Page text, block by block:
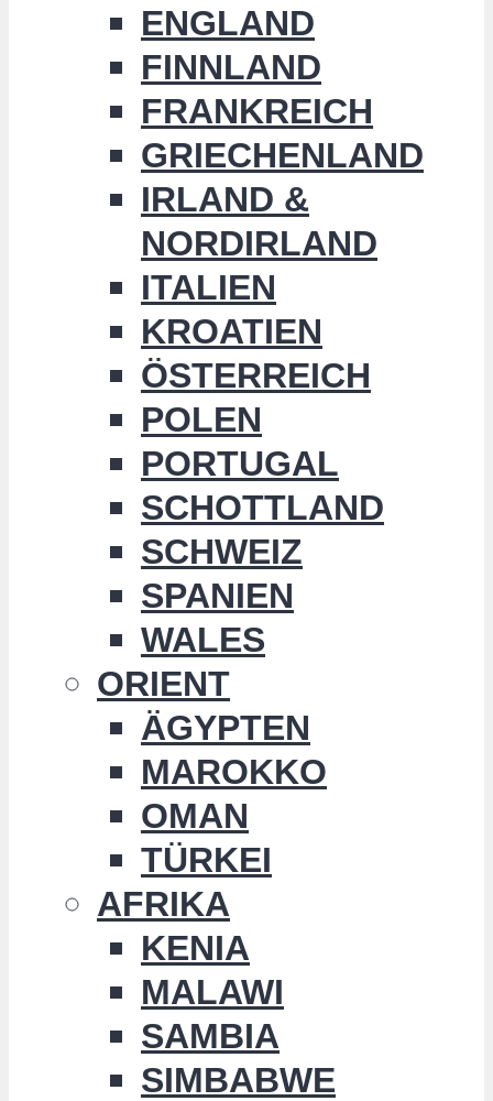
ENGLAND
FINNLAND
FRANKREICH
GRIECHENLAND
IRLAND &
NORDIRLAND
ITALIEN
KROATIEN
ÖSTERREICH
POLEN
PORTUGAL
SCHOTTLAND
SCHWEIZ
SPANIEN
WALES
ORIENT
ÄGYPTEN
MAROKKO
OMAN
TÜRKEI
AFRIKA
KENIA
MALAWI
SAMBIA
SIMBABWE